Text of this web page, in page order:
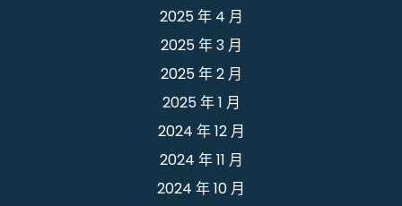
2025 年 4 月
2025 年 3 月
2025 年 2 月
2025 年 1 月
2024 年 12 月
2024 年 11 月
2024 年 10 月